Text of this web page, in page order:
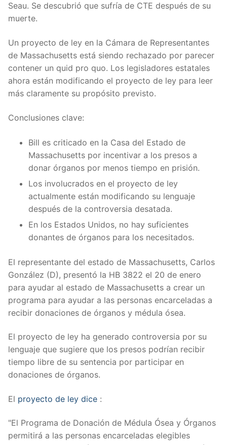
Seau. Se descubrió que sufría de CTE después de su
muerte.
Un proyecto de ley en la Cámara de Representantes
de Massachusetts está siendo rechazado por parecer
contener un quid pro quo. Los legisladores estatales
ahora están modificando el proyecto de ley para leer
más claramente su propósito previsto.
Conclusiones clave:
Bill es criticado en la Casa del Estado de
Massachusetts por incentivar a los presos a
donar órganos por menos tiempo en prisión.
Los involucrados en el proyecto de ley
actualmente están modificando su lenguaje
después de la controversia desatada.
En los Estados Unidos, no hay suficientes
donantes de órganos para los necesitados.
El representante del estado de Massachusetts, Carlos
González (D), presentó la HB 3822 el 20 de enero
para ayudar al estado de Massachusetts a crear un
programa para ayudar a las personas encarceladas a
recibir donaciones de órganos y médula ósea.
El proyecto de ley ha generado controversia por su
lenguaje que sugiere que los presos podrían recibir
tiempo libre de su sentencia por participar en
donaciones de órganos.
El proyecto de ley dice :
"El Programa de Donación de Médula Ósea y Órganos
permitirá a las personas encarceladas elegibles